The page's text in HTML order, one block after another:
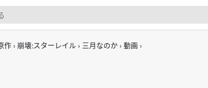
作 崩壊:スターレイル 三月なのか 動画